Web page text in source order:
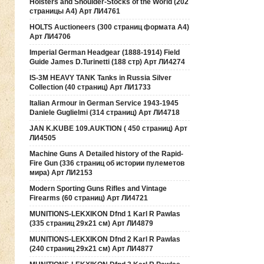
Holsters and Shoulder-Stocks of the World (202
страницы А4) Арт ЛИ4761
HOLTS Auctioneers (300 страниц формата А4)
Арт ЛИ4706
Imperial German Headgear (1888-1914) Field
Guide James D.Turinetti (188 cтр) Арт ЛИ4274
IS-3M HEAVY TANK Tanks in Russia Silver
Collection (40 страниц) Арт ЛИ1733
Italian Armour in German Service 1943-1945
Daniele Guglielmi (314 страниц) Арт ЛИ4718
JAN K.KUBE 109.AUKTION ( 450 страниц) Арт
ЛИ4505
Machine Guns A Detailed history of the Rapid-
Fire Gun (336 страниц об истории пулеметов
мира) Арт ЛИ2153
Modern Sporting Guns Rifles and Vintage
Firearms (60 страниц) Арт ЛИ4721
MUNITIONS-LEKXIKON Dfnd 1 Karl R Pawlas
(335 страниц 29х21 см) Арт ЛИ4879
MUNITIONS-LEKXIKON Dfnd 2 Karl R Pawlas
(240 страниц 29х21 см) Арт ЛИ4877